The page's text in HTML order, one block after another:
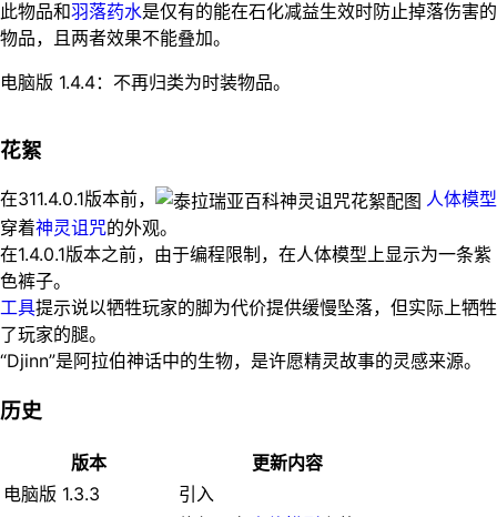
此物品和羽落药水是仅有的能在石化减益生效时防止掉落伤害的
物品，且两者效果不能叠加。
电脑版 1.4.4：不再归类为时装物品。
花絮
在311.4.0.1版本前，
人体模型
穿着神灵诅咒的外观。
在1.4.0.1版本之前，由于编程限制，在人体模型上显示为一条紫
色裤子。
工具提示说以牺牲玩家的脚为代价提供缓慢坠落，但实际上牺牲
了玩家的腿。
“Djinn”是阿拉伯神话中的生物，是许愿精灵故事的灵感来源。
历史
版本
更新内容
电脑版 1.3.3
引入